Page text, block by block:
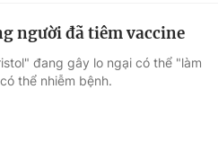
người đã tiêm vaccine
đang gây lo ngại có thể "làm
thể nhiễm bệnh.